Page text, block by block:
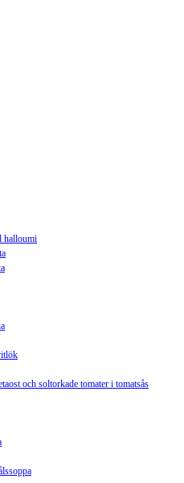
halloumi
och soltorkade tomater i tomatsås